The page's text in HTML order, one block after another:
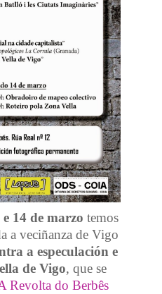
14 de marzo temos
a veciñanza de Vigo
a especulación e
de Vigo, que se
Revolta do Berbês